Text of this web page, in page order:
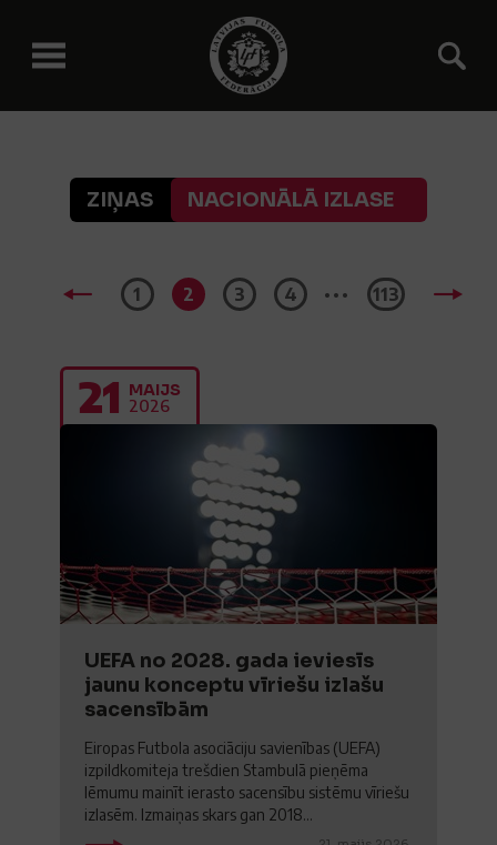
ZIŅAS NACIONĀLĀ IZLASE
1 2 3 4 ... 113
21 MAIJS
2026
UEFA no 2028. gada ieviesīs
jaunu konceptu vīriešu izlašu
sacensībām
Eiropas Futbola asociāciju savienības (UEFA)
izpildkomiteja trešdien Stambulā pieņēma
lēmumu mainīt ierasto sacensību sistēmu vīriešu
izlasēm. Izmaiņas skars gan 2018...